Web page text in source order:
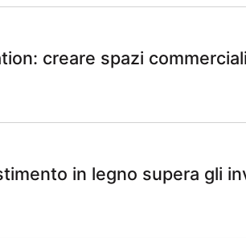
creare spazi commerciali
in legno supera gli